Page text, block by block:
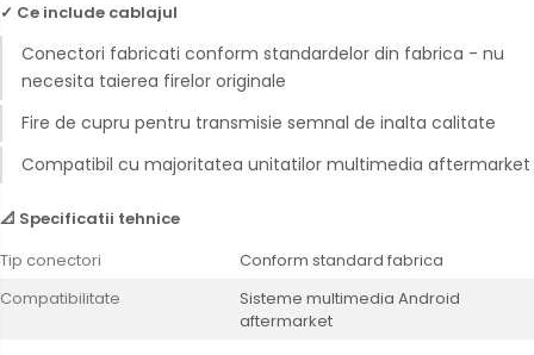
✓ Ce include cablajul
Conectori fabricati conform standardelor din fabrica - nu
necesita taierea firelor originale
Fire de cupru pentru transmisie semnal de inalta calitate
Compatibil cu majoritatea unitatilor multimedia aftermarket
📐 Specificatii tehnice
Tip conectori
Conform standard fabrica
Compatibilitate
Sisteme multimedia Android
aftermarket